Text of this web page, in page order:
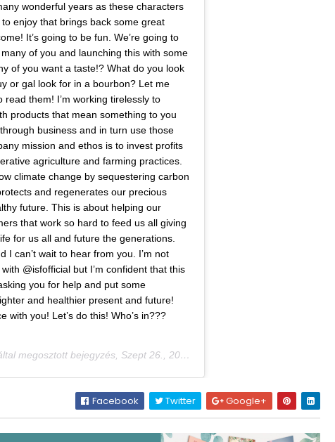
wonderful years as these characters
enjoy that brings back some great
It’s going to be fun. We’re going to
of you and launching this with some
of you want a taste!? What do you look
or gal look for in a bourbon? Let me
read them! I’m working tirelessly to
products that mean something to you
business and in turn use those
mission and ethos is to invest profits
agriculture and farming practices.
climate change by sequestering carbon
and regenerates our precious
future. This is about helping our
that work so hard to feed us all giving
for us all and future the generations.
I can’t wait to hear from you. I’m not
@isfofficial but I’m confident that this
you for help and put some
and healthier present and future!
with you! Let’s do this! Who’s in???
megosztott bejegyzés, Szept 26., 2019, időpont: 5:17 (PDT időzóna szerint)
Facebook Twitter Google+